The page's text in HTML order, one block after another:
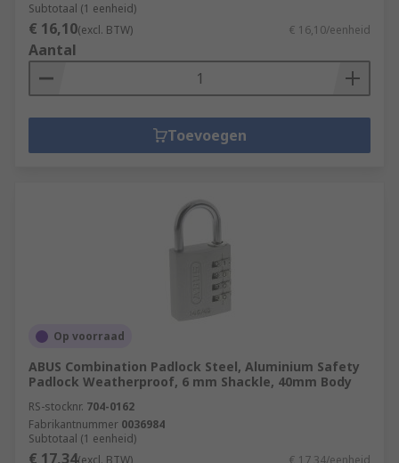
Subtotaal (1 eenheid)
€ 16,10(excl. BTW) € 16,10/eenheid
Aantal
Toevoegen
Op voorraad
ABUS Combination Padlock Steel, Aluminium Safety
Padlock Weatherproof, 6 mm Shackle, 40mm Body
RS-stocknr. 704-0162
Fabrikantnummer 0036984
Subtotaal (1 eenheid)
€ 17,34(excl. BTW) € 17,34/eenheid